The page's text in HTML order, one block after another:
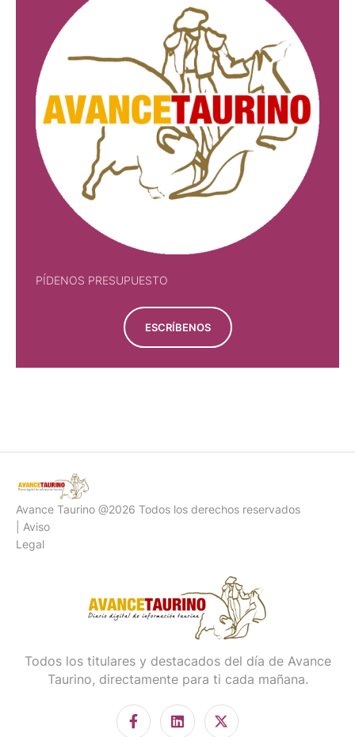
PÍDENOS PRESUPUESTO
ESCRÍBENOS
Avance Taurino @2026 Todos los derechos reservados
| Aviso
Legal
Todos los titulares y destacados del día de Avance
Taurino, directamente para ti cada mañana.